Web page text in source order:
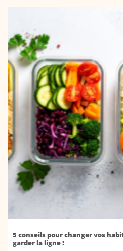
5 conseils pour changer vos
garder la ligne !